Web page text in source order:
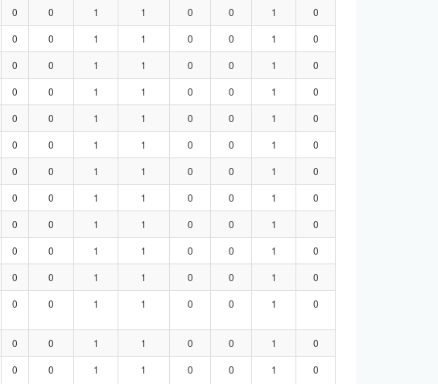
0 0 1 1 0 0 1
0
0 0 1 1 0 0 1
0
0 0 1 1 0 0 1
0
0 0 1 1 0 0 1
0
0 0 1 1 0 0 1
0
0 0 1 1 0 0 1
0
0 0 1 1 0 0 1
0
0 0 1 1 0 0 1
0
0 0 1 1 0 0 1
0
0 0 1 1 0 0 1
0
0 0 1 1 0 0 1
0
0 0 1 1 0 0 1 0
0 0 1 1 0 0 1
0
0 0 1 1 0 0 1 0